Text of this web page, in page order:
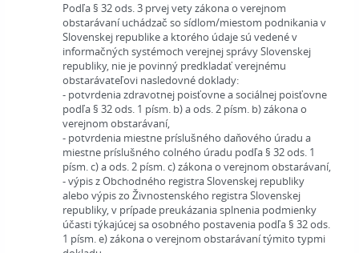
Podľa § 32 ods. 3 prvej vety zákona o verejnom
obstarávaní uchádzač so sídlom/miestom podnikania v
Slovenskej republike a ktorého údaje sú vedené v
informačných systémoch verejnej správy Slovenskej
republiky, nie je povinný predkladať verejnému
obstarávateľovi nasledovné doklady:
- potvrdenia zdravotnej poisťovne a sociálnej poisťovne
podľa § 32 ods. 1 písm. b) a ods. 2 písm. b) zákona o
verejnom obstarávaní,
- potvrdenia miestne príslušného daňového úradu a
miestne príslušného colného úradu podľa § 32 ods. 1
písm. c) a ods. 2 písm. c) zákona o verejnom obstarávaní,
- výpis z Obchodného registra Slovenskej republiky
alebo výpis zo Živnostenského registra Slovenskej
republiky, v prípade preukázania splnenia podmienky
účasti týkajúcej sa osobného postavenia podľa § 32 ods.
1 písm. e) zákona o verejnom obstarávaní týmito typmi